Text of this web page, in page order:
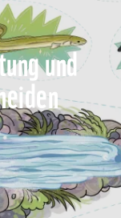
und